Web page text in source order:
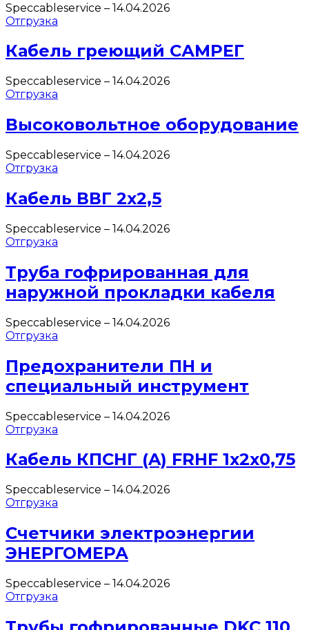
Speccableservice – 14.04.2026
Отгрузка
Кабель греющий САМРЕГ
Speccableservice – 14.04.2026
Отгрузка
Высоковольтное оборудование
Speccableservice – 14.04.2026
Отгрузка
Кабель ВВГ 2х2,5
Speccableservice – 14.04.2026
Отгрузка
Труба гофрированная для
наружной прокладки кабеля
Speccableservice – 14.04.2026
Отгрузка
Предохранители ПН и
специальный инструмент
Speccableservice – 14.04.2026
Отгрузка
Кабель КПСНГ (A) FRHF 1х2х0,75
Speccableservice – 14.04.2026
Отгрузка
Счетчики электроэнергии
ЭНЕРГОМЕРА
Speccableservice – 14.04.2026
Отгрузка